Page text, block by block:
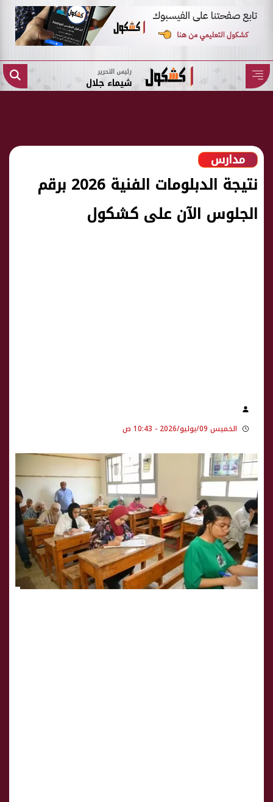
رئيس التحرير
شيماء جلال
مدارس
نتيجة الدبلومات الفنية 2026 برقم
الجلوس الآن على كشكول
الخميس 09/يوليو/2026 - 10:43 ص